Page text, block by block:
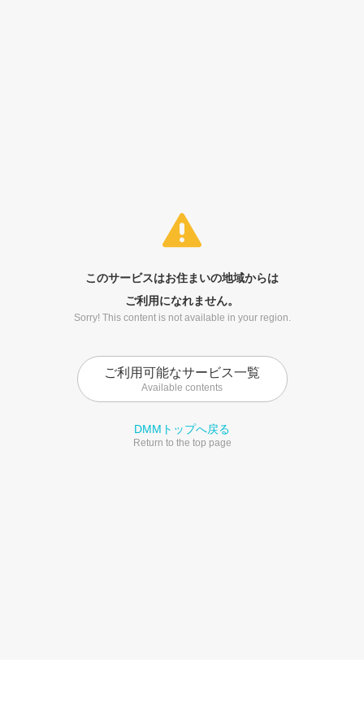
このサービスはお住まいの地域からは
ご利用になれません。
Sorry! This content is not available in your region.
ご利用可能なサービス一覧
Available contents
DMMトップへ戻る
Return to the top page